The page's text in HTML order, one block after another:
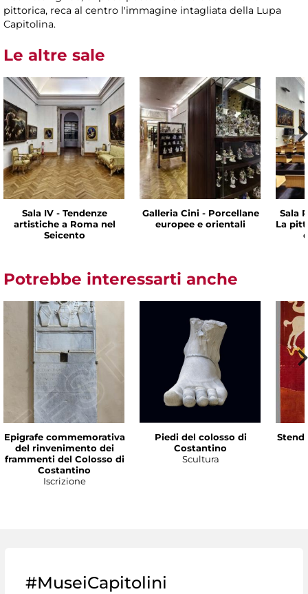
pittorica, reca al centro l'immagine intagliata della Lupa
Capitolina.
Le altre sale
Sala IV - Tendenze
artistiche a Roma nel
Seicento
Galleria Cini - Porcellane
europee e orientali
Sala
La
Potrebbe interessarti anche
Epigrafe commemorativa
del rinvenimento dei
frammenti del Colosso di
Costantino
Iscrizione
Piedi del colosso di
Costantino
Scultura
#MuseiCapitolini